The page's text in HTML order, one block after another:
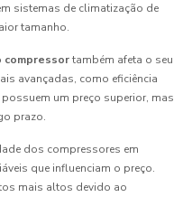
sistemas de climatização de
tamanho.
compressortambém afeta o seu
avançadas, como eficiência
um preço superior, mas
prazo.
dos compressores em
que influenciam o preço.
mais altos devido ao